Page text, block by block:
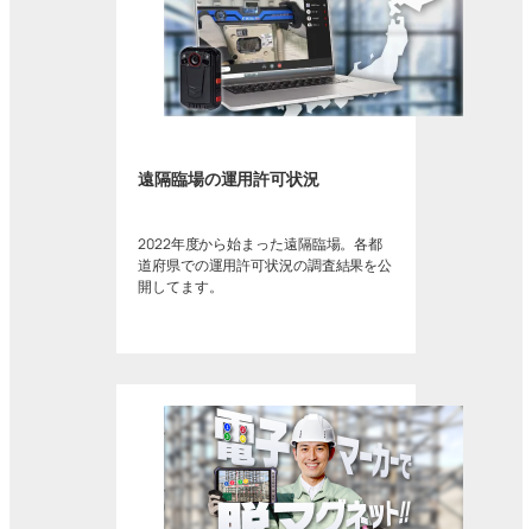
遠隔臨場の運用許可状況
2022年度から始まった遠隔臨場。各都
道府県での運用許可状況の調査結果を公
開してます。